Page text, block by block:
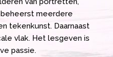
meerdere
tekenkunst. Daarnaast
vlak. Het lesgeven is
passie.